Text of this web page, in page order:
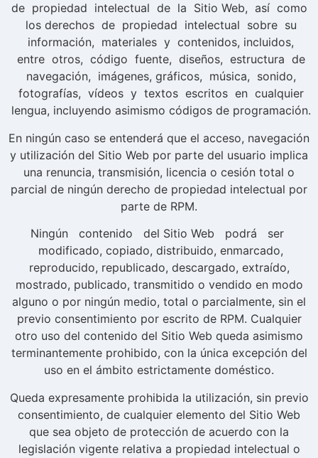
de propiedad intelectual de la Sitio Web, así como
los derechos de propiedad intelectual sobre su
información, materiales y contenidos, incluidos,
entre otros, código fuente, diseños, estructura de
navegación, imágenes, gráficos, música, sonido,
fotografías, vídeos y textos escritos en cualquier
lengua, incluyendo asimismo códigos de programación.
En ningún caso se entenderá que el acceso, navegación
y utilización del Sitio Web por parte del usuario implica
una renuncia, transmisión, licencia o cesión total o
parcial de ningún derecho de propiedad intelectual por
parte de RPM.
Ningún contenido del Sitio Web podrá ser
modificado, copiado, distribuido, enmarcado,
reproducido, republicado, descargado, extraído,
mostrado, publicado, transmitido o vendido en modo
alguno o por ningún medio, total o parcialmente, sin el
previo consentimiento por escrito de RPM. Cualquier
otro uso del contenido del Sitio Web queda asimismo
terminantemente prohibido, con la única excepción del
uso en el ámbito estrictamente doméstico.
Queda expresamente prohibida la utilización, sin previo
consentimiento, de cualquier elemento del Sitio Web
que sea objeto de protección de acuerdo con la
legislación vigente relativa a propiedad intelectual o